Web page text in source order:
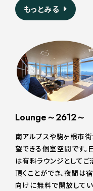
もっとみる
Lounge～2612～
南アルプスや駒ヶ根市
望できる個室空間です。
は有料ラウンジとしてご
頂くことができ、夜間は
向けに無料で開放して